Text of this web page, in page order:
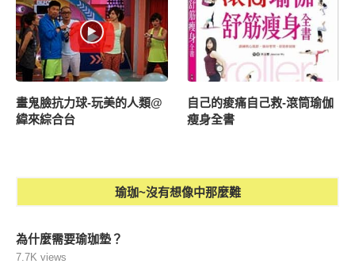
畫鬼臉抗力球-玩美的人類@
緯來綜合台
自己的痠痛自己救-滾筒瑜伽
瘦身全書
瑜珈~沒有想像中那麼難
為什麼需要瑜珈墊？
7.7K views